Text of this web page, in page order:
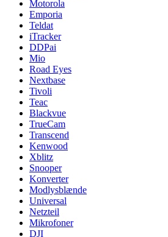
Motorola
Emporia
Teldat
iTracker
DDPai
Mio
Road Eyes
Nextbase
Tivoli
Teac
Blackvue
TrueCam
Transcend
Kenwood
Xblitz
Snooper
Konverter
Modlysblænde
Universal
Netzteil
Mikrofoner
DJI